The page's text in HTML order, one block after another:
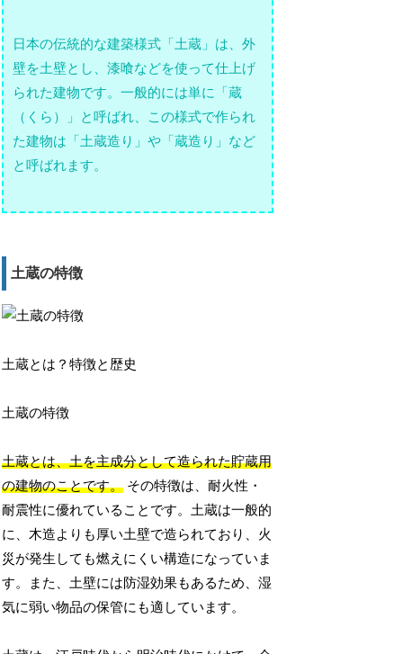
日本の伝統的な建築様式「土蔵」は、外
壁を土壁とし、漆喰などを使って仕上げ
られた建物です。一般的には単に「蔵
（くら）」と呼ばれ、この様式で作られ
た建物は「土蔵造り」や「蔵造り」など
と呼ばれます。
土蔵の特徴
土蔵とは？特徴と歴史
土蔵の特徴
土蔵とは、土を主成分として造られた貯蔵用
の建物のことです。 その特徴は、耐火性・
耐震性に優れていることです。土蔵は一般的
に、木造よりも厚い土壁で造られており、火
災が発生しても燃えにくい構造になっていま
す。また、土壁には防湿効果もあるため、湿
気に弱い物品の保管にも適しています。